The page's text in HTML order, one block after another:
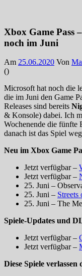
Xbox Game Pass
noch im Juni
Am 25.06.2020 Von
()
Microsoft hat noch die
die im Juni den Game
Releases sind bereits
& Konsole) dabei. Ich
Wochenende die fünfte
danach ist das Spiel
Neu im Xbox Game
Jetzt verfügbar –
Jetzt verfügbar –
25. Juni –
25. Juni – Streets
25. Juni – The
Spiele-Updates und
Jetzt verfügbar –
Jetzt verfügbar –
Diese Spiele